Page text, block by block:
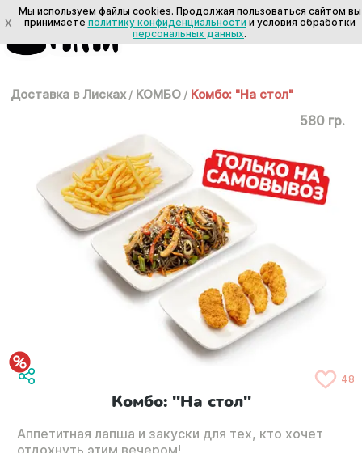
Доставка в Лисках / КОМБО / Комбо: "На стол"
580 гр.
48
Комбо: "На стол"
Аппетитная лапша и закуски для тех, кто хочет
X
Мы используем файлы cookies. Продолжая пользоваться сайтом вы
принимаете политику конфиденциальности и условия обработки
персональных данных.